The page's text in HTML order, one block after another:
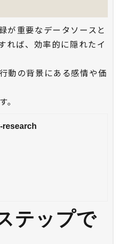
が重要なデータソースと
れば、効率的に隠れたイ
動の背景にある感情や価
research
テップで